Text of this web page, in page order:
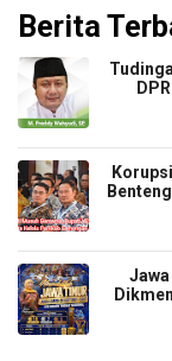
Berita